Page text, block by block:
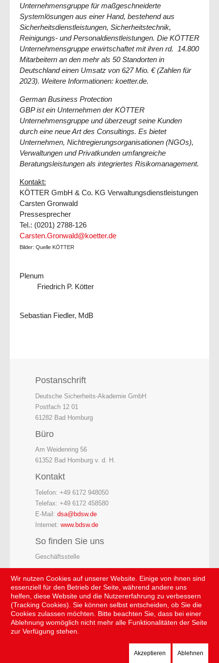
Unternehmensgruppe für maßgeschneiderte
Systemlösungen aus einer Hand, bestehend aus
Sicherheitsdienstleistungen, Sicherheitstechnik,
Reinigungs- und Personaldienstleistungen. Die KÖTTER
Unternehmensgruppe erwirtschaftet mit ihren rd. 14.800
Mitarbeitern an den mehr als 50 Standorten in
Deutschland einen Umsatz von 627 Mio. € (Zahlen für
2023). Weitere Informationen: koetter.de.
German Business Protection
GBP ist ein Unternehmen der KÖTTER
Unternehmensgruppe und überzeugt seine Kunden
durch eine neue Art des Consultings. Es bietet
Unternehmen, Nichtregierungsorganisationen (NGOs),
Verwaltungen und Privatkunden umfangreiche
Beratungsleistungen als integriertes Risikomanagement.
Kontakt:
KÖTTER GmbH & Co. KG Verwaltungsdienstleistungen
Carsten Gronwald
Pressesprecher
Tel.: (0201) 2788-126
Carsten.Gronwald@koetter.de
Bilder: Quelle KÖTTER
Plenum
Friedrich P. Kötter
Sebastian Fiedler, MdB
Postanschrift
Deutsche Sicherheits-Akademie GmbH
Postfach 12 01
61282 Bad Homburg
Büro
Am Weidenring 56
61352 Bad Homburg v. d. H.
Kontakt
Telefon: +49 6172 948050
Telefax: +49 6172 458580
E-Mail: dsa@bdsw.de
Internet: www.bdsw.de
So finden Sie uns
Geschäftsstelle
Wir nutzen Cookies auf unserer Website. Einige von ihnen sind
essenziell für den Betrieb der Seite, während andere uns
helfen, diese Website und die Nutzererfahrung zu verbessern
(Tracking Cookies). Sie können selbst entscheiden, ob Sie die
Cookies zulassen möchten. Bitte beachten Sie, dass bei einer
Ablehnung womöglich nicht mehr alle Funktionalitäten der Seite
zur Verfügung stehen.
Akzeptieren Ablehnen